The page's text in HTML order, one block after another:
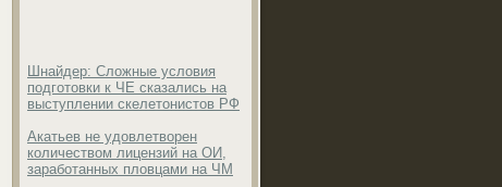
Шнайдер: Сложные условия
подготовки к ЧЕ сказались на
выступлении скелетонистов РФ
Акатьев не удовлетворен
количеством лицензий на ОИ,
заработанных пловцами на ЧМ